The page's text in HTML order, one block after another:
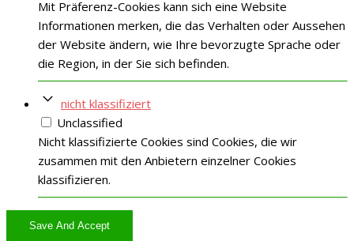
Mit Präferenz-Cookies kann sich eine Website
Informationen merken, die das Verhalten oder Aussehen
der Website ändern, wie Ihre bevorzugte Sprache oder
die Region, in der Sie sich befinden.
nicht klassifiziert
Unclassified
Nicht klassifizierte Cookies sind Cookies, die wir
zusammen mit den Anbietern einzelner Cookies
klassifizieren.
Save And Accept